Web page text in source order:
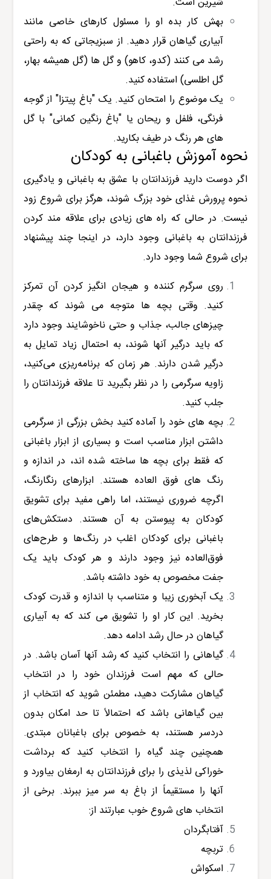
بهش کار بده او را مسئول کارهای خاصی مانند
آبیاری گیاهان قرار دهید. از سبزیجاتی که به راحتی
رشد می کنند (کدو، کاهو) و گل ها (گل همیشه بهار،
گل اطلسی) استفاده کنید.
یک موضوع را امتحان کنید. یک "باغ پیتزا" از گوجه
فرنگی، فلفل و ریحان یا "باغ رنگین کمانی" با گل
های هر رنگ در طیف بکارید.
نحوه آموزش باغبانی به کودکان
اگر دوست دارید فرزندانتان با عشق به باغبانی و یادگیری
نحوه پرورش غذای خود بزرگ شوند، هرگز برای شروع زود
نیست. در حالی که راه های زیادی برای علاقه مند کردن
فرزندانتان به باغبانی وجود دارد، در اینجا چند پیشنهاد
برای شروع شما وجود دارد.
روی سرگرم کننده و هیجان انگیز کردن آن تمرکز
کنید. وقتی بچه ها متوجه می شوند که چقدر
چیزهای جالب، جذاب و حتی ناخوشایند وجود دارد
که باید درگیر آنها شوند، به احتمال زیاد تمایل به
درگیر شدن دارند. هر زمان که برنامه‌ریزی می‌کنید،
زاویه سرگرمی را در نظر بگیرید تا علاقه فرزندانتان را
جلب کنید.
بچه های خود را آماده کنید بخش بزرگی از سرگرمی
داشتن ابزار مناسب است و بسیاری از ابزار باغبانی
که فقط برای بچه ها ساخته شده اند، در اندازه و
رنگ های فوق العاده هستند. ابزارهای رنگارنگ،
اگرچه ضروری نیستند، اما راهی مفید برای تشویق
کودکان به پیوستن به آن هستند. دستکش‌های
باغبانی برای کودکان اغلب در رنگ‌ها و طرح‌های
فوق‌العاده نیز وجود دارند و هر کودک باید یک
جفت مخصوص به خود داشته باشد.
یک آبخوری زیبا و متناسب با اندازه و قدرت کودک
بخرید. این کار او را تشویق می کند که به آبیاری
گیاهان در حال رشد ادامه دهد.
گیاهانی را انتخاب کنید که رشد آنها آسان باشد. در
حالی که مهم است فرزندان خود را در انتخاب
گیاهان مشارکت دهید، مطمئن شوید که انتخاب از
بین گیاهانی باشد که احتمالاً تا حد امکان بدون
دردسر هستند، به خصوص برای باغبانان مبتدی.
همچنین چند گیاه را انتخاب کنید که برداشت
خوراکی لذیذی را برای فرزندانتان به ارمغان بیاورد و
آنها را مستقیماً از باغ به سر میز ببرند. برخی از
انتخاب های شروع خوب عبارتند از:
آفتابگردان
تربچه
اسکواش